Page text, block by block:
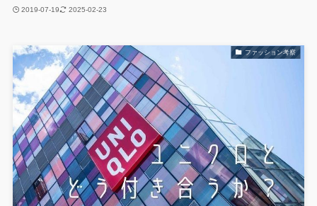
2019-07-19 2025-02-23
ファッション考察